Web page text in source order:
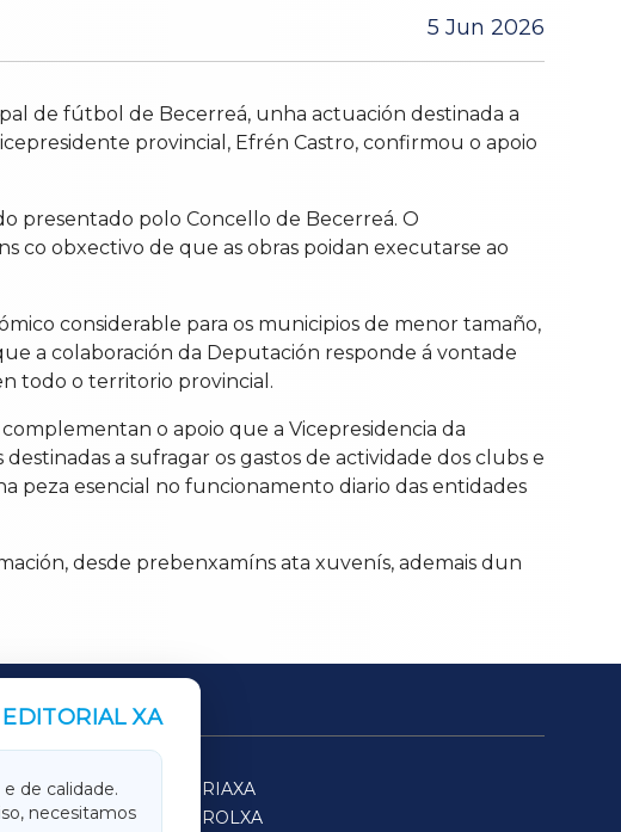
5 Jun 2026
de fútbol de Becerreá, unha actuación destinada a
provincial, Efrén Castro, confirmou o apoio
presentado polo Concello de Becerreá. O
co obxectivo de que as obras poidan executarse ao
considerable para os municipios de menor tamaño,
a colaboración da Deputación responde á vontade
todo o territorio provincial.
o apoio que a Vicepresidencia da
a sufragar os gastos de actividade dos clubs e
peza esencial no funcionamento diario das entidades
desde prebenxamíns ata xuvenís, ademais dun
EDITORIAL XA
de calidade.
necesitamos
SARRIAXA
FERROLXA